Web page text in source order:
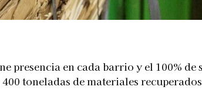
presencia en cada barrio y el 100%
toneladas de materiales